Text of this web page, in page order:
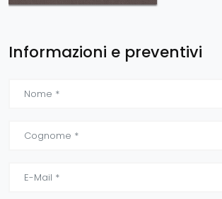
Informazioni e preventivi